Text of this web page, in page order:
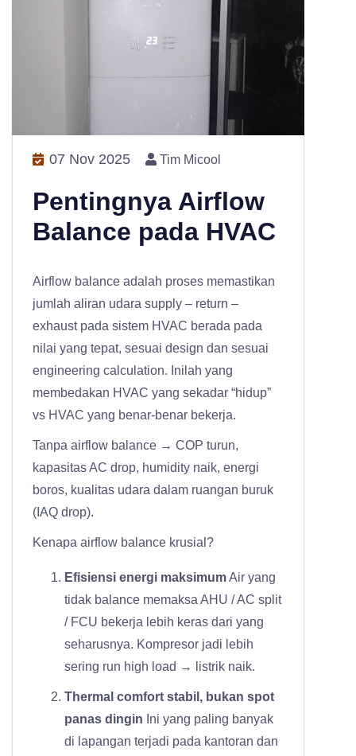
07 Nov 2025 Tim Micool
Pentingnya Airflow
Balance pada HVAC
Airflow balance adalah proses memastikan
jumlah aliran udara supply – return –
exhaust pada sistem HVAC berada pada
nilai yang tepat, sesuai design dan sesuai
engineering calculation. Inilah yang
membedakan HVAC yang sekadar “hidup”
vs HVAC yang benar-benar bekerja.
Tanpa airflow balance → COP turun,
kapasitas AC drop, humidity naik, energi
boros, kualitas udara dalam ruangan buruk
(IAQ drop).
Kenapa airflow balance krusial?
Efisiensi energi maksimumAir yang
tidak balance memaksa AHU / AC split
/ FCU bekerja lebih keras dari yang
seharusnya. Kompresor jadi lebih
sering run high load → listrik naik.
Thermal comfort stabil, bukan spot
panas dingin Ini yang paling banyak
di lapangan terjadi pada kantoran dan